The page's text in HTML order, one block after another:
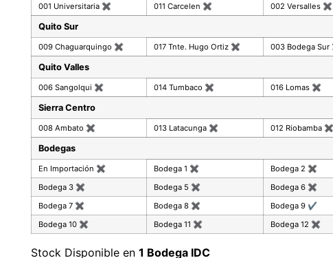
001 Universitaria ✖ 011 Carcelen ✖ 002 Versalles ✖
Quito Sur
009 Chaguarquingo ✖ 017 Tnte. Hugo Ortiz ✖ 003 Bodega Sur
Quito Valles
006 Sangolqui ✖ 014 Tumbaco ✖ 016 Lomas ✖
Sierra Centro
008 Ambato ✖ 013 Latacunga ✖ 012 Riobamba ✖
Bodegas
En Importación ✖ Bodega 1 ✖ Bodega 2 ✖
Bodega 3 ✖ Bodega 5 ✖ Bodega 6 ✖
Bodega 7 ✖ Bodega 8 ✖ Bodega 9 ✔
Bodega 10 ✖ Bodega 11 ✖ Bodega 12 ✖
Stock Disponible en 1 Bodega IDC